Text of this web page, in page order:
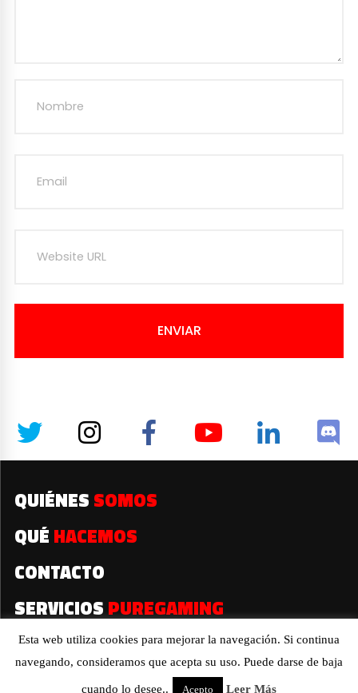
ENVIAR
QUIÉNES SOMOS
QUÉ HACEMOS
CONTACTO
SERVICIOS PUREGAMING
2019© Todos los derechos reservados
Esta web utiliza cookies para mejorar la navegación. Si continua
navegando, consideramos que acepta su uso. Puede darse de baja
cuando lo desee.. Acepto Leer Más